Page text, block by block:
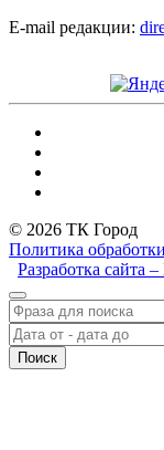
E-mail редакции:
© 2026 ТК Город
Политика
Разработка сайта
Поиск